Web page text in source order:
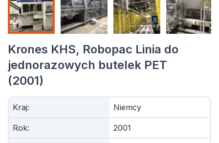
Krones KHS, Robopac Linia do
jednorazowych butelek PET
(2001)
Kraj: Niemcy
Rok: 2001